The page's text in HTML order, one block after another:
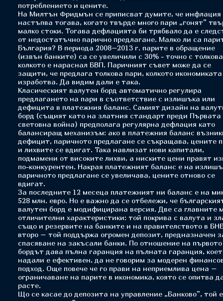
потреблението и цените.
На Милтън Фридмън се приписват думите, че инфлация
настъпва тогава, когато твърде много пари „гонят”
малко стоки. Тогава дефлацията би трябвало да е
от недостатъчно парично предлагане. Малко ли са
България? В периода 2008–2013 г. парите в обращение
(извън банките) са се увеличили с 30% - точно с
колкото е нараснал БВП. Паричният съвет може да се
защити, че предлага толкова пари, колкото икономиката
изработва. Да видим дали е така.
Класическият валутен борд автоматично регулира
предлагането на пари в съответствие с излишъка или
дефицита в платежния баланс. Самият дизайн на
борд (същият като на златния стандарт преди Първата
световна война) предполага регулярна дефлация като
балансиращ механизъм: ако в платежния баланс
дефицит, паричното предлагане се съкращава, цените
и лихвите се вдигат. Така навлизат нови капитали,
подмамени от високите лихви, а ниските цени правят
по-конкурентен. Накрая платежният баланс е на
паричното предлагане се увеличава, цените отново се
вдигат.
За последните 12 месеца платежният ни баланс е на
528 млн. евро. Но е важно да се отбележи, че
валутен борд е модифицирана версия. Две са главните
отличителни характеристики: той покрива с валута и
също и резервите на банките и на правителството в
второ – той поддържа огромен депозит, предназначен
спасяване на закъсали банки. По отношение на първото
бордът дава пълна гаранция на пълната гаранция,
надали е ефективен, да не говорим за модерен
подход. Още повече че го прави на неприемлива цена –
ограничаване на парите в икономика, която се опитва
расте.
Що се касае до депозита на управление „Банково”, той